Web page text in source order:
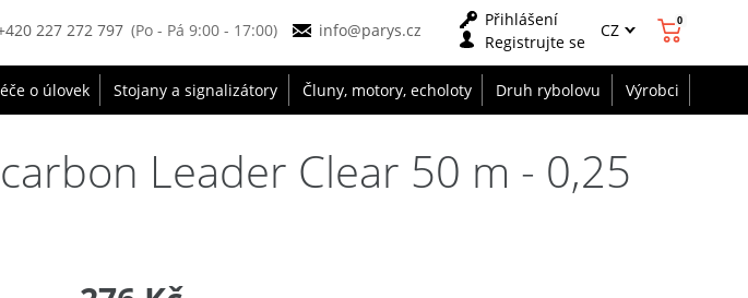
227 272 797 (Po - Pá 9:00 - 17:00) info@parys.cz
Přihlášení
Registrujte se
CZ 0
o úlovek Stojany a signalizátory Čluny, motory, echoloty Druh rybolovu Výrobci
Leader Clear 50 m - 0,25